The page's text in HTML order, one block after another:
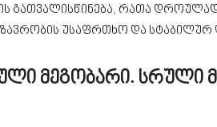
რათა დროულად
უსაფრთხო და სტაბილურ
მეგობარი. სრული